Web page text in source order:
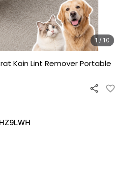
1 / 10
Kain Lint Remover Portable